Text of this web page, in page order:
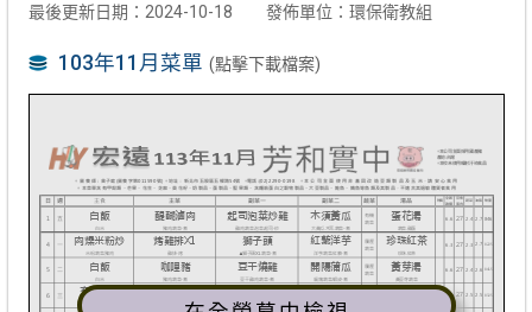
最後更新日期：2024-10-18 發佈單位：環保衛教組
103年11月菜單 (點擊下載檔案)